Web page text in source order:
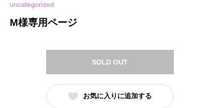
uncategorized
M様専用ページ
SOLD OUT
お気に入りに追加する